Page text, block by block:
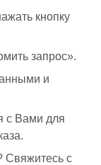
кнопку
запрос».
и
с Вами для
Свяжитесь с